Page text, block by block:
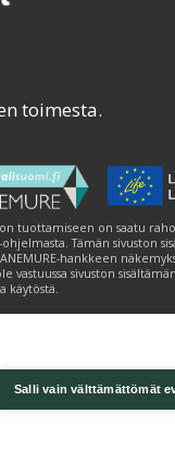
Salli vain välttämättömät
toimesta.
tuottamiseen on saatu
Tämän sivuston
hankkeen
vastuussa sivuston
käytöstä.